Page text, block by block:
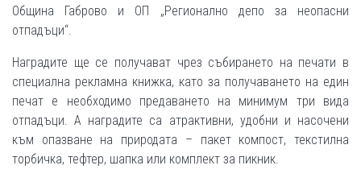
Община Габрово и ОП „Регионално депо за неопасни
отпадъци“.
Наградите ще се получават чрез събирането на печати в
специална рекламна книжка, като за получаването на един
печат е необходимо предаването на минимум три вида
отпадъци. А наградите са атрактивни, удобни и насочени
към опазване на природата – пакет компост, текстилна
торбичка, тефтер, шапка или комплект за пикник.